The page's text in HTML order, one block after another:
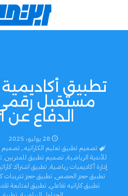
تطبيق أكاديمية
مستقبل
الدفاع
28 يوليو، 2025
تصميم تطبيق تعليم الكاراتيه., تصميم
للأندية الرياضية, تصميم تطبيق للمدربين,
إدارة أكاديميات رياضية, تطبيق اشتراك
تطبيق حجز الحصص, تطبيق حجز تدريبات
تطبيق كاراتيه تفاعلي, تطبيق لمتابعة